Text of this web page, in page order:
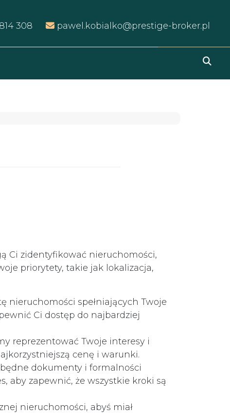
308 pawel.kobialko@prestige-broker.pl
Ci zidentyfikować nieruchomości,
priorytety, takie jak lokalizacja,
nieruchomości spełniających Twoje
Ci dostęp do najbardziej
reprezentować Twoje interesy i
cenę i warunki.
dokumenty i formalności
aby zapewnić, że wszystkie kroki są
nieruchomości, abyś miał